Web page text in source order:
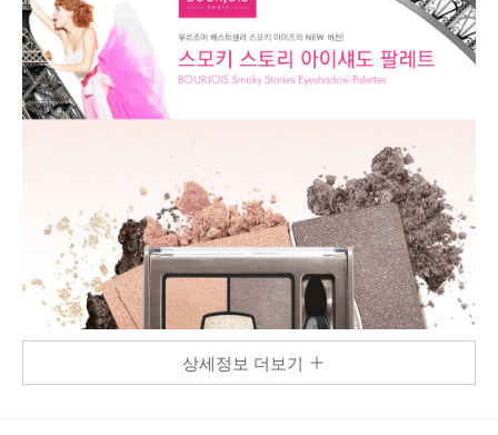
상세정보 더보기